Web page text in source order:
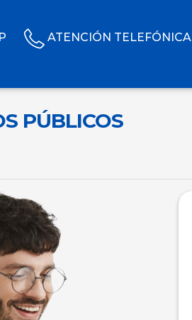
ATENCIÓN TELEFÓNICA
PÚBLICOS